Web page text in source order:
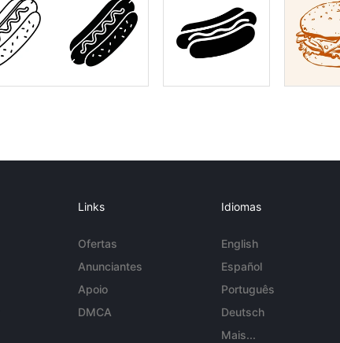
Links
Ofertas
Anunciantes
Apoio
DMCA
Idiomas
English
Español
Português
Deutsch
Mais...